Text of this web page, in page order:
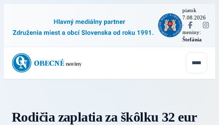
piatok
7.08.2026
·
meniny:
Štefánia
Rodičia zaplatia za škôlku 32 eur